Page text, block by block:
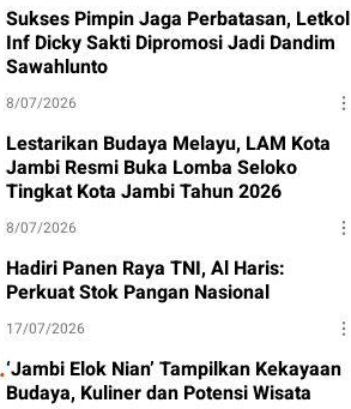
Sukses Pimpin Jaga Perbatasan, Letkol
Inf Dicky Sakti Dipromosi Jadi Dandim
Sawahlunto
8/07/2026
Lestarikan Budaya Melayu, LAM Kota
Jambi Resmi Buka Lomba Seloko
Tingkat Kota Jambi Tahun 2026
8/07/2026
Hadiri Panen Raya TNI, Al Haris:
Perkuat Stok Pangan Nasional
17/07/2026
‘Jambi Elok Nian’ Tampilkan Kekayaan
Budaya, Kuliner dan Potensi Wisata